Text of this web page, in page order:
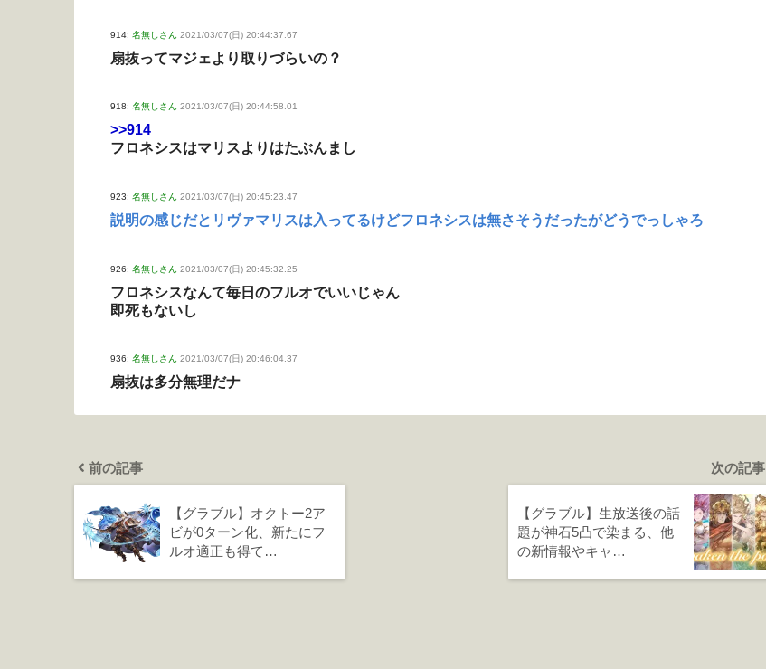
914: 名無しさん 2021/03/07(日) 20:44:37.67
扇抜ってマジェより取りづらいの？
918: 名無しさん 2021/03/07(日) 20:44:58.01
>>914
フロネシスはマリスよりはたぶんまし
923: 名無しさん 2021/03/07(日) 20:45:23.47
説明の感じだとリヴァマリスは入ってるけどフロネシスは無さそうだったがどうでっしゃろ
926: 名無しさん 2021/03/07(日) 20:45:32.25
フロネシスなんて毎日のフルオでいいじゃん
即死もないし
936: 名無しさん 2021/03/07(日) 20:46:04.37
扇抜は多分無理だナ
前の記事
【グラブル】オクトー2ア
ビが0ターン化、新たにフ
ルオ適正も得て…
次の記事
【グラブル】生放送後の話
題が神石5凸で染まる、他
の新情報やキャ…